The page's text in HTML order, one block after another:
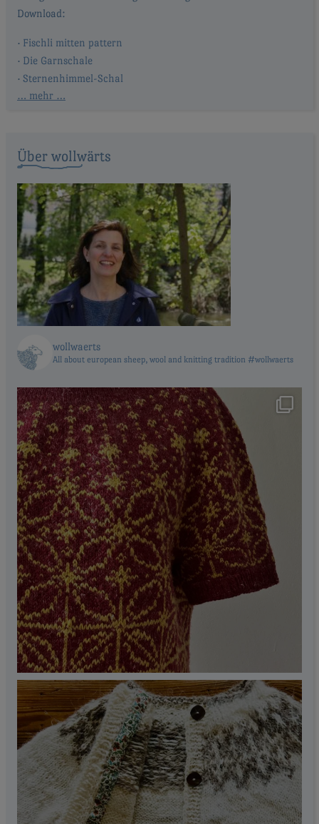
Fischli mitten pattern
Die Garnschale
Sternenhimmel-Schal
… mehr …
Über wollwärts
wollwaerts
All about european sheep, wool and knitting tradition #wollwaerts